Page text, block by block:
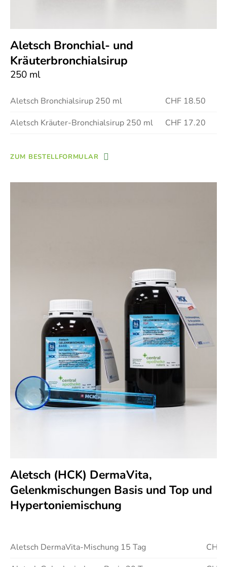
Aletsch Bronchial- und
Kräuterbronchialsirup
250 ml
Aletsch Bronchialsirup 250 ml
CHF 18.50
Aletsch Kräuter-Bronchialsirup 250 ml
CHF 17.20
ZUM BESTELLFORMULAR
Aletsch (HCK) DermaVita,
Gelenkmischungen Basis und Top und
Hypertoniemischung
Aletsch DermaVita-Mischung 15 Tag